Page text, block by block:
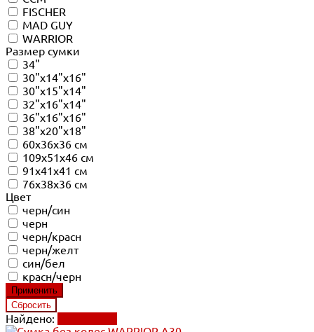
FISCHER
MAD GUY
WARRIOR
Размер сумки
34"
30"x14"x16"
30"x15"x14"
32"x16"x14"
36"x16"x16"
38"x20"x18"
60x36x36 см
109x51x46 см
91x41x41 см
76x38x36 см
Цвет
черн/син
черн
черн/красн
черн/желт
син/бел
красн/черн
Найдено: